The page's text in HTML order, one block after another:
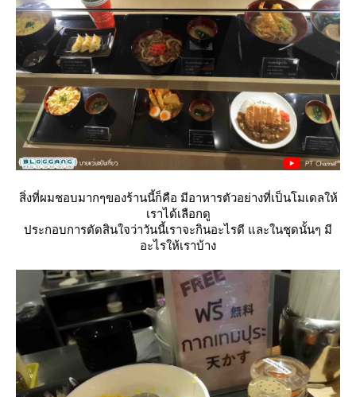
สิ่งที่ผมชอบมากๆของร้านนี้ก็คือ มีอาหารตัวอย่างที่เป็นโมเดลให้
เราได้เลือกดู
ประกอบการตัดสินใจว่าวันนี้เราจะกินอะไรดี และในชุดนั้นๆ มี
อะไรให้เราบ้าง